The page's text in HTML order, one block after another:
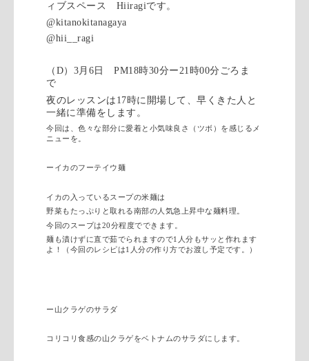
ィブスペース Hiiragiです。
@kitanokitanagaya
@hii__ragi
（ D） 3月 6 日 PM18時30分ー21 時00分ごろま
で
夜のレッスンは17時に開場して、早くきた人と
一緒に準備をします。
今回は、色々な部分に愛着と小気味良さ（ツボ）を感じるメ
ニューを。
ーイカのフーテイウ麺
イカの入っているスープの米麺は
野菜もたっぷりと取れる南部の人気急上昇中な麺料理。
今回のスープは20分程度でできます。
麺も漬けずに直で茹でられますので1人分もサッと作れます
よ！（今回のレシピは1人分の作り方でお渡し予定です。）
ー山クラゲのサラダ
コリコリ食感の山クラゲをベトナムのサラダにします。